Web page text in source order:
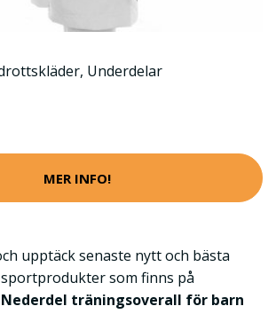
, Underdelar
MER INFO!
upptäck senaste nytt och bästa
som finns på
Nederdel träningsoverall för barn